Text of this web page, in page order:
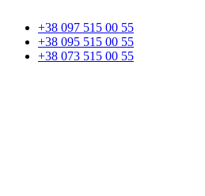
+38 097 515 00 55
+38 095 515 00 55
+38 073 515 00 55